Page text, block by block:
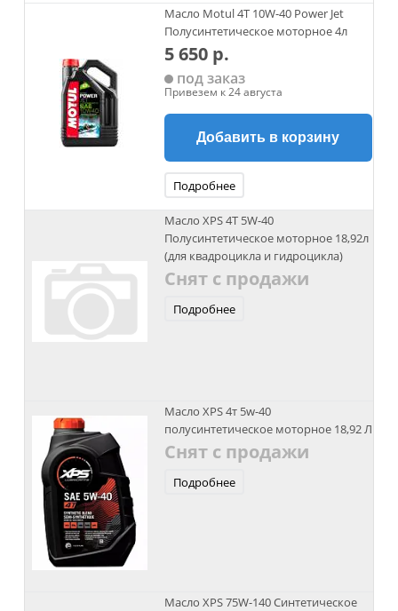
Масло Motul 4Т 10W-40 Power Jet
Полусинтетическое моторное 4л
5 650 р.
под заказ
Привезем к 24 августа
Добавить в корзину
Подробнее
Масло XPS 4Т 5W-40
Полусинтетическое моторное 18,92л
(для квадроцикла и гидроцикла)
Снят с продажи
Подробнее
Масло XPS 4т 5w-40
полусинтетическое моторное 18,92 Л
Снят с продажи
Подробнее
Масло XPS 75W-140 Синтетическое